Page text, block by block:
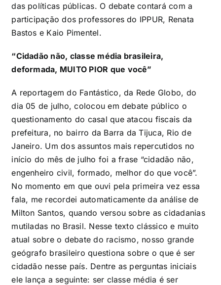
das políticas públicas. O debate contará com a
participação dos professores do IPPUR, Renata
Bastos e Kaio Pimentel.
“Cidadão não, classe média brasileira,
deformada, MUITO PIOR que você”
A reportagem do Fantástico, da Rede Globo, do
dia 05 de julho, colocou em debate público o
questionamento do casal que atacou fiscais da
prefeitura, no bairro da Barra da Tijuca, Rio de
Janeiro. Um dos assuntos mais repercutidos no
início do mês de julho foi a frase “cidadão não,
engenheiro civil, formado, melhor do que você”.
No momento em que ouvi pela primeira vez essa
fala, me recordei automaticamente da análise de
Milton Santos, quando versou sobre as cidadanias
mutiladas no Brasil. Nesse texto clássico e muito
atual sobre o debate do racismo, nosso grande
geógrafo brasileiro questiona sobre o que é ser
cidadão nesse país. Dentre as perguntas iniciais
ele lança a seguinte: ser classe média é ser